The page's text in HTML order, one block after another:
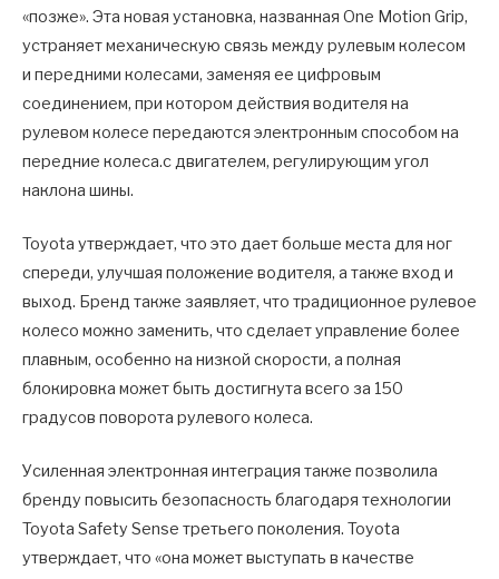
«позже». Эта новая установка, названная One Motion Grip,
устраняет механическую связь между рулевым колесом
и передними колесами, заменяя ее цифровым
соединением, при котором действия водителя на
рулевом колесе передаются электронным способом на
передние колеса.с двигателем, регулирующим угол
наклона шины.
Toyota утверждает, что это дает больше места для ног
спереди, улучшая положение водителя, а также вход и
выход. Бренд также заявляет, что традиционное рулевое
колесо можно заменить, что сделает управление более
плавным, особенно на низкой скорости, а полная
блокировка может быть достигнута всего за 150
градусов поворота рулевого колеса.
Усиленная электронная интеграция также позволила
бренду повысить безопасность благодаря технологии
Toyota Safety Sense третьего поколения. Toyota
утверждает, что «она может выступать в качестве